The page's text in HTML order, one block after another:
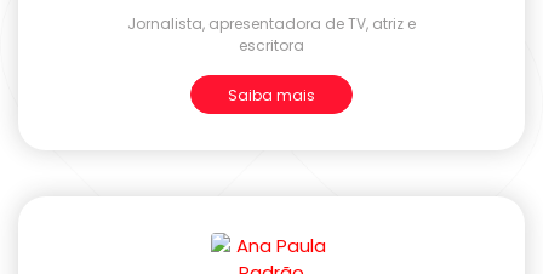
Jornalista, apresentadora de TV, atriz e
escritora
Saiba mais